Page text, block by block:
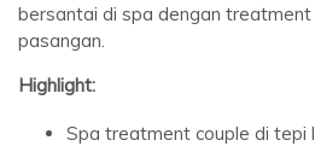
bersantai di spa dengan treatment
pasangan.
Highlight:
Spa treatment couple di tepi